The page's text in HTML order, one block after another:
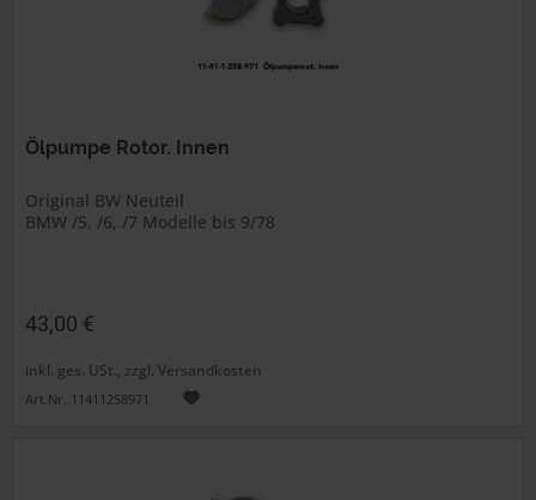
Ölpumpe Rotor. Innen
Original BW Neuteil
BMW /5, /6, /7 Modelle bis 9/78
43,00 €
inkl. ges. USt., zzgl. Versandkosten
Art.Nr. 11411258971